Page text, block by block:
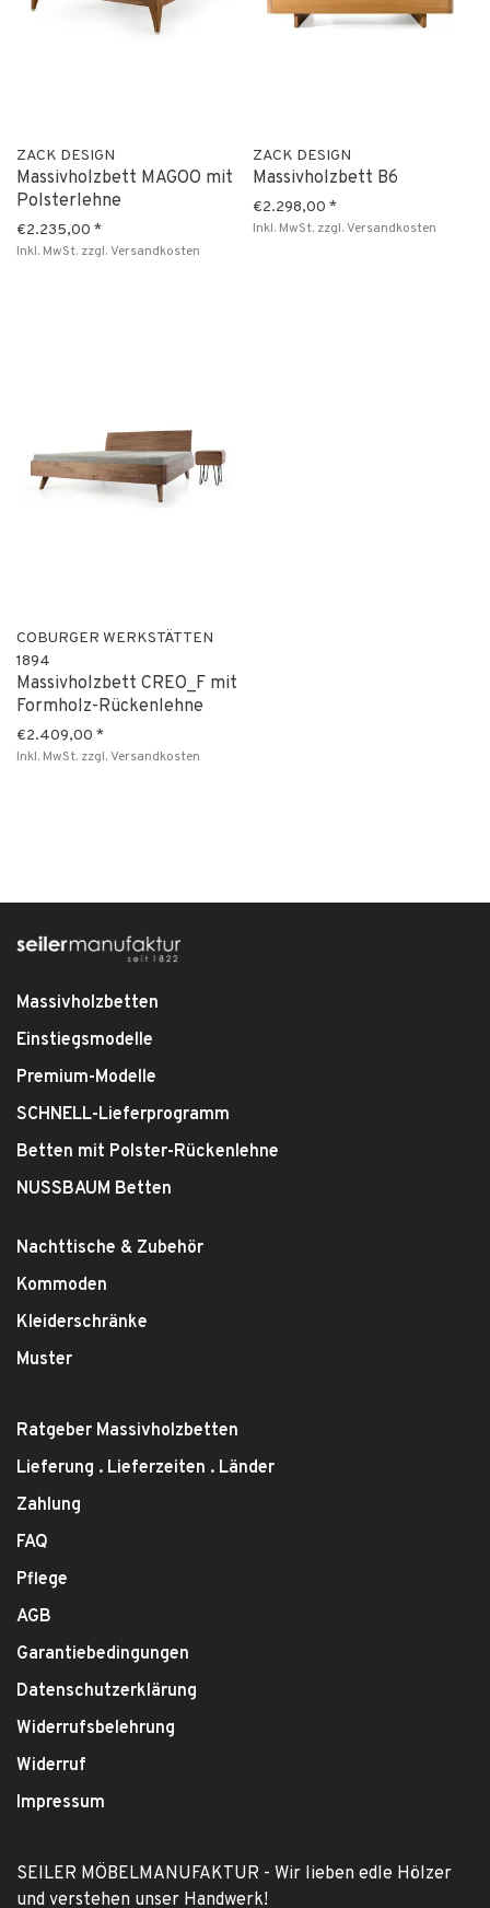
ZACK DESIGN
Massivholzbett MAGOO mit
Polsterlehne
€2.235,00 *
Inkl. MwSt. zzgl.Versandkosten
ZACK DESIGN
Massivholzbett B6
€2.298,00 *
Inkl. MwSt. zzgl.Versandkosten
COBURGER WERKSTÄTTEN
1894
Massivholzbett CREO_F mit
Formholz-Rückenlehne
€2.409,00 *
Inkl. MwSt. zzgl.Versandkosten
Massivholzbetten
Einstiegsmodelle
Premium-Modelle
SCHNELL-Lieferprogramm
Betten mit Polster-Rückenlehne
NUSSBAUM Betten
Nachttische & Zubehör
Kommoden
Kleiderschränke
Muster
Ratgeber Massivholzbetten
Lieferung . Lieferzeiten . Länder
Zahlung
FAQ
Pflege
AGB
Garantiebedingungen
Datenschutzerklärung
Widerrufsbelehrung
Widerruf
Impressum
SEILER MÖBELMANUFAKTUR - Wir lieben edle Hölzer
und verstehen unser Handwerk!